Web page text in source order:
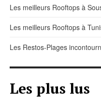
Les meilleurs Rooftops à
Les meilleurs Rooftops à
Les Restos-Plages
Les plus lus